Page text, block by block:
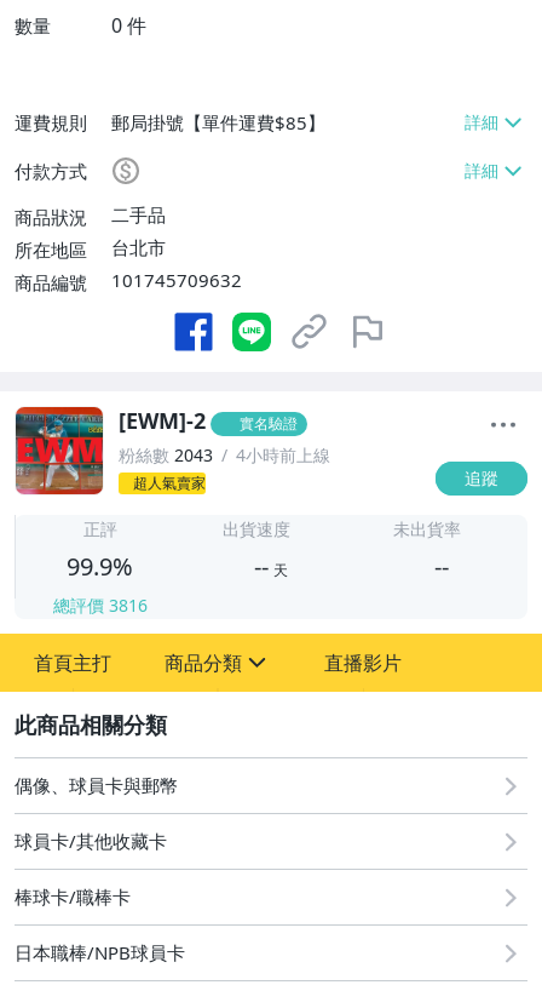
數量 0件
運費規則
郵局掛號【單件運費$85】
付款方式
商品狀況
二手品
所在地區
台北市
商品編號
101745709632
[EWM]-2 實名驗證
粉絲數 2043 4小時前上線
超人氣賣家 追蹤
正評
99.9%
總評價 3816
出貨速度
-- 天
未出貨率
--
首頁主打 商品分類
偶像、球員卡與郵幣
直播影片
偶像、球員卡與郵幣
球員卡/其他收藏卡
棒球卡/職棒卡
日本職棒/NPB球員卡